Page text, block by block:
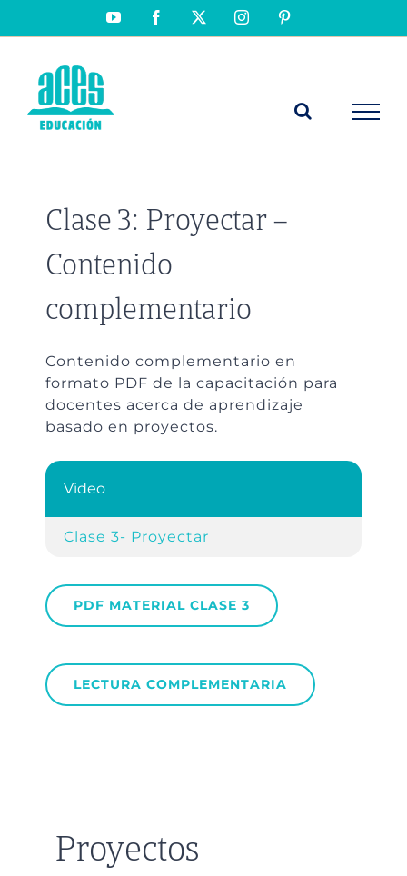
YouTubeFacebook Instagram
Clase 3: Proyectar –
Contenido
complementario
Contenido complementario en
formato PDF de la capacitación para
docentes acerca de aprendizaje
basado en proyectos.
Video
Clase 3- Proyectar
PDF MATERIAL CLASE 3
LECTURA COMPLEMENTARIA
Proyectos